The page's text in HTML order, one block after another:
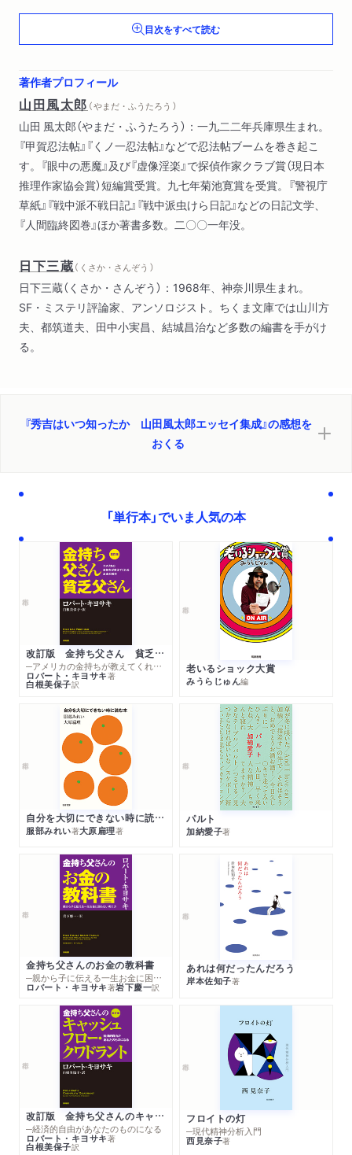
５ 安土城
目次をすべて読む
著作者プロフィール
山田風太郎 （ やまだ・ふうたろう ）
山田 風太郎（やまだ・ふうたろう）：一九二二年兵庫県生まれ。
『甲賀忍法帖』『くノ一忍法帖』などで忍法帖ブームを巻き起こ
す。『眼中の悪魔』及び『虚像淫楽』で探偵作家クラブ賞（現日本
推理作家協会賞）短編賞受賞。九七年菊池寛賞を受賞。『警視庁
草紙』『戦中派不戦日記』『戦中派虫けら日記』などの日記文学、
『人間臨終図巻』ほか著書多数。二〇〇一年没。
日下三蔵（ くさか・さんぞう ）
日下三蔵（くさか・さんぞう）：1968年、神奈川県生まれ。
SF・ミステリ評論家、アンソロジスト。ちくま文庫では山川方
夫、都筑道夫、田中小実昌、結城昌治など多数の編書を手がけ
る。
『秀吉はいつ知ったか 山田風太郎エッセイ集成』の感想を
おくる
「単行本」でいま人気の本
改訂版 金持ち父さん 貧乏父さん
─アメリカの金持ちが教えてくれるお金の哲学
ロバート・キヨサキ著
白根美保子訳
老いるショック大賞
みうらじゅん編
自分を大切にできない時に読む本
服部みれい著大原扁理著
パルト
加納愛子著
金持ち父さんのお金の教科書
─親から子に伝える一生お金に困らない考え方
ロバート・キヨサキ著岩下慶一訳
あれは何だったんだろう
岸本佐知子著
改訂版 金持ち父さんのキャッシュフロー・クワドラント
─経済的自由があなたのものになる
ロバート・キヨサキ著
白根美保子訳
フロイトの灯
─現代精神分析入門
西見奈子著